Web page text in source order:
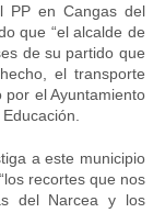
PP en Cangas del
que “el alcalde de
de su partido que
el transporte
el Ayuntamiento
a este municipio
recortes que nos
del Narcea y los